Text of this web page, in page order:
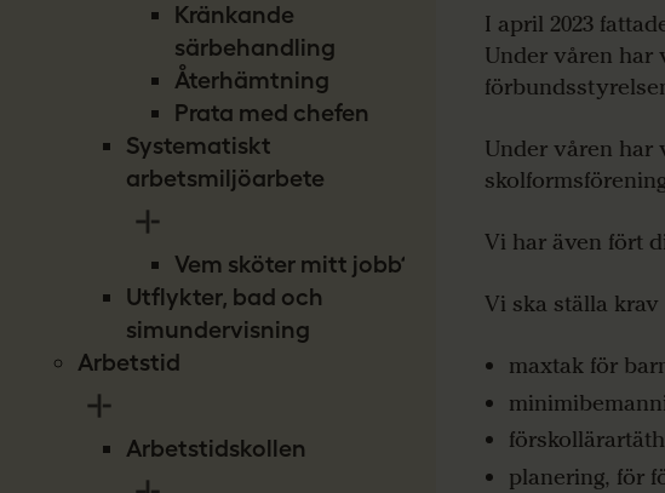
Kränkande
särbehandling
Återhämtning
Prata med chefen
Systematiskt
arbetsmiljöarbete
Vem sköter mitt jobb?
Utflykter, bad och
simundervisning
Arbetstid
Arbetstidskollen
I april 2023
Under våren har
Under våren har
Vi har även fört
Vi ska ställa krav
maxtak för
planering, för